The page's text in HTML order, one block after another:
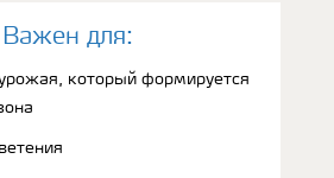
Bажен для:
который формируется